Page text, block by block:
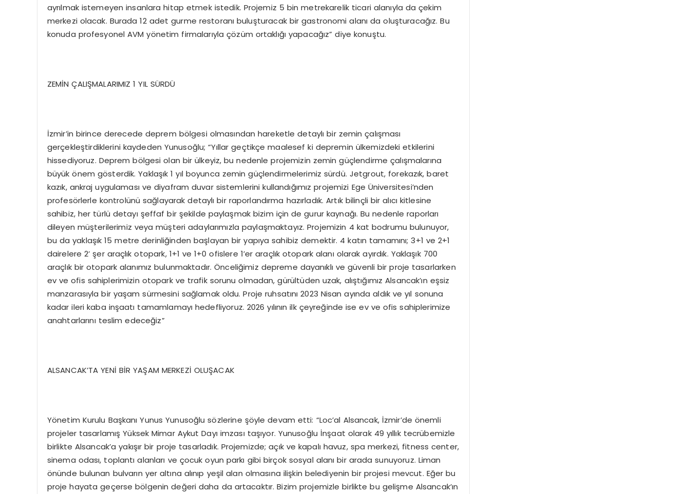
ayrılmak istemeyen insanlara hitap etmek istedik. Projemiz 5 bin metrekarelik ticari alanıyla da çekim
merkezi olacak. Burada 12 adet gurme restoranı buluşturacak bir gastronomi alanı da oluşturacağız. Bu
konuda profesyonel AVM yönetim firmalarıyla çözüm ortaklığı yapacağız” diye konuştu.
ZEMİN ÇALIŞMALARIMIZ 1 YIL SÜRDÜ
İzmir’in birince derecede deprem bölgesi olmasından hareketle detaylı bir zemin çalışması
gerçekleştirdiklerini kaydeden Yunusoğlu; “Yıllar geçtikçe maalesef ki depremin ülkemizdeki etkilerini
hissediyoruz. Deprem bölgesi olan bir ülkeyiz, bu nedenle projemizin zemin güçlendirme çalışmalarına
büyük önem gösterdik. Yaklaşık 1 yıl boyunca zemin güçlendirmelerimiz sürdü. Jetgrout, forekazık, baret
kazık, ankraj uygulaması ve diyafram duvar sistemlerini kullandığımız projemizi Ege Üniversitesi’nden
profesörlerle kontrolünü sağlayarak detaylı bir raporlandırma hazırladık. Artık bilinçli bir alıcı kitlesine
sahibiz, her türlü detayı şeffaf bir şekilde paylaşmak bizim için de gurur kaynağı. Bu nedenle raporları
dileyen müşterilerimiz veya müşteri adaylarımızla paylaşmaktayız. Projemizin 4 kat bodrumu bulunuyor,
bu da yaklaşık 15 metre derinliğinden başlayan bir yapıya sahibiz demektir. 4 katın tamamını; 3+1 ve 2+1
dairelere 2’ şer araçlık otopark, 1+1 ve 1+0 ofislere 1’er araçlık otopark alanı olarak ayırdık. Yaklaşık 700
araçlık bir otopark alanımız bulunmaktadır. Önceliğimiz depreme dayanıklı ve güvenli bir proje tasarlarken
ev ve ofis sahiplerimizin otopark ve trafik sorunu olmadan, gürültüden uzak, alıştığımız Alsancak’ın eşsiz
manzarasıyla bir yaşam sürmesini sağlamak oldu. Proje ruhsatını 2023 Nisan ayında aldık ve yıl sonuna
kadar ileri kaba inşaatı tamamlamayı hedefliyoruz. 2026 yılının ilk çeyreğinde ise ev ve ofis sahiplerimize
anahtarlarını teslim edeceğiz”
ALSANCAK’TA YENİ BİR YAŞAM MERKEZİ OLUŞACAK
Yönetim Kurulu Başkanı Yunus Yunusoğlu sözlerine şöyle devam etti: “Loc’al Alsancak, İzmir’de önemli
projeler tasarlamış Yüksek Mimar Aykut Dayı imzası taşıyor. Yunusoğlu İnşaat olarak 49 yıllık tecrübemizle
birlikte Alsancak’a yakışır bir proje tasarladık. Projemizde; açık ve kapalı havuz, spa merkezi, fitness center,
sinema odası, toplantı alanları ve çocuk oyun parkı gibi birçok sosyal alanı bir arada sunuyoruz. Liman
önünde bulunan bulvarın yer altına alınıp yeşil alan olmasına ilişkin belediyenin bir projesi mevcut. Eğer bu
proje hayata geçerse bölgenin değeri daha da artacaktır. Bizim projemizle birlikte bu gelişme Alsancak’ın